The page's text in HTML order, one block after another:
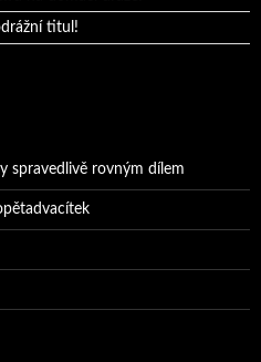
titul!
titul!
spravedlivě rovným dílem